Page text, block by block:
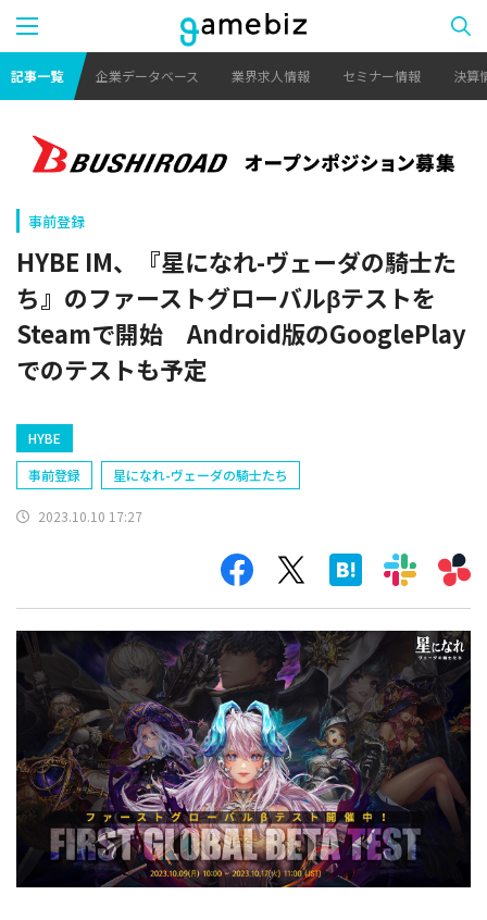
記事一覧 企業データベース 業界求人情報 セミナー情報 決算
事前登録
HYBE IM、『星になれ-ヴェーダの騎士た
ち』のファーストグローバルβテストを
Steamで開始 Android版のGooglePlay
でのテストも予定
HYBE
事前登録
星になれ-ヴェーダの騎士たち
2023.10.10 17:27